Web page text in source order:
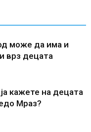
може да има и
врз децата
кажете на децата
Мраз?